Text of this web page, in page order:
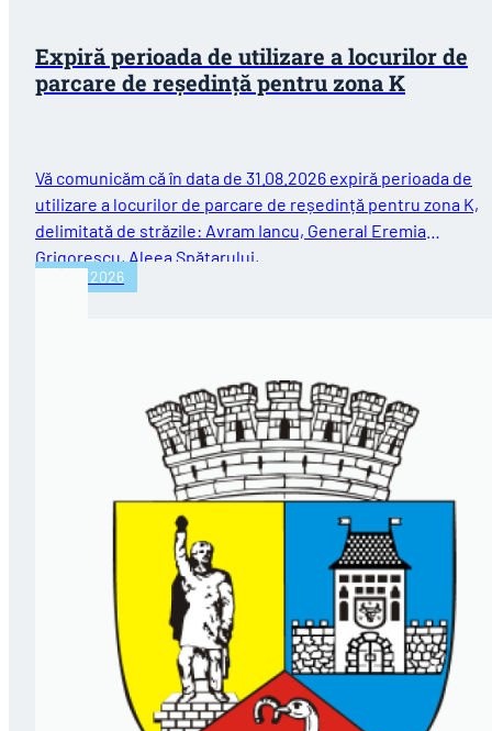
Expiră perioada de utilizare a locurilor de
parcare de reședință pentru zona K
Vă comunicăm că în data de 31.08.2026 expiră perioada de
utilizare a locurilor de parcare de reședință pentru zona K,
delimitată de străzile: Avram Iancu, General Eremia
Grigorescu, Aleea Spătarului,…
31/07/2026